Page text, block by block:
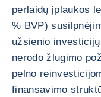
perlaidų įplaukos
% BVP)
užsienio
nerodo žlugimo
pelno
finansavimo